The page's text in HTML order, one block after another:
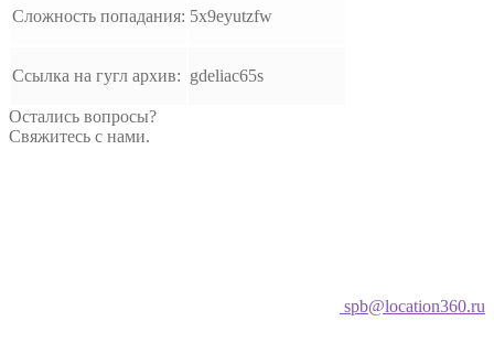
Сложность попадания: 5x9eyutzfw
Ссылка на гугл архив: gdeliac65s
Остались вопросы?
Свяжитесь с нами.
spb@location360.ru